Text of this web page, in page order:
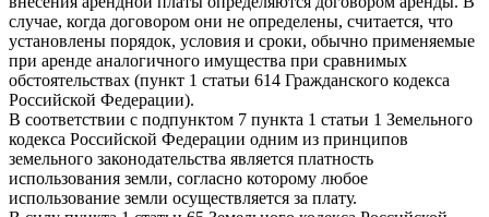
случае, когда договором они не определены, считается, что
установлены порядок, условия и сроки, обычно применяемые
при аренде аналогичного имущества при сравнимых
обстоятельствах (пункт 1 статьи 614 Гражданского кодекса
Российской Федерации).
В соответствии с подпунктом 7 пункта 1 статьи 1 Земельного
кодекса Российской Федерации одним из принципов
земельного законодательства является платность
использования земли, согласно которому любое
использование земли осуществляется за плату.